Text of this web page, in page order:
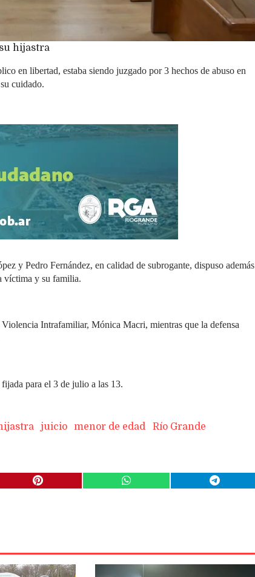
hijastra
en libertad, estaba siendo juzgado por 3 hechos de abuso en
cuidado.
y Pedro Fernández, en calidad de subrogante, dispuso además
víctima y su familia.
Intrafamiliar, Mónica Macri, mientras que la defensa
para el 3 de julio a las 13.
juicio menor de edad
Río Grande